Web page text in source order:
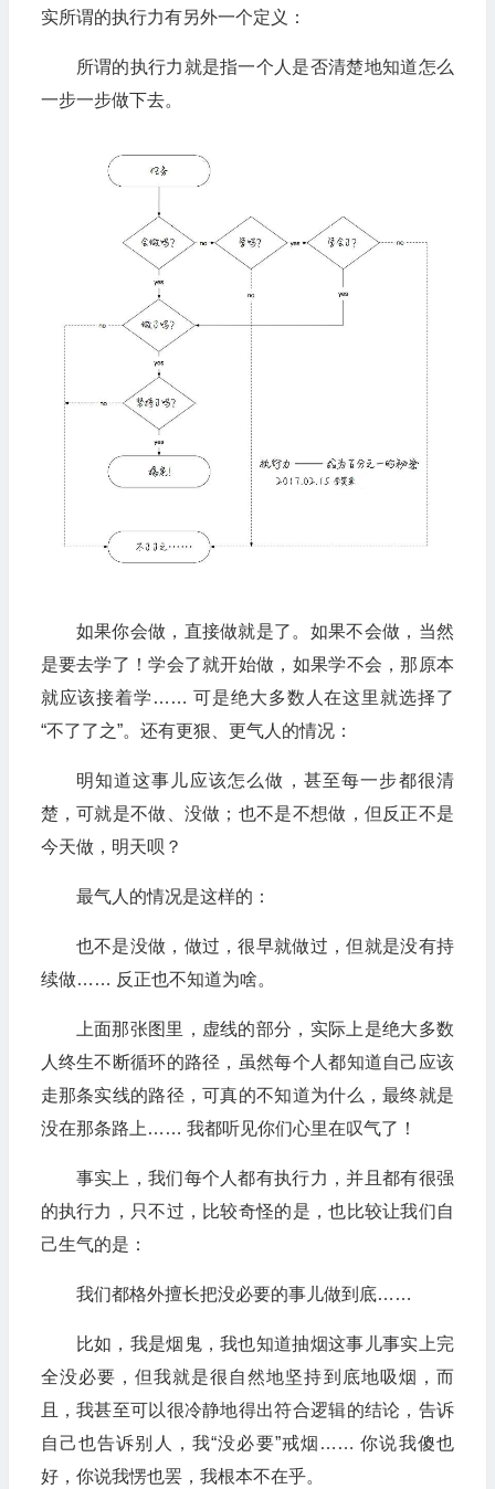
实所谓的执行力有另外一个定义：
所谓的执行力就是指一个人是否清楚地知道怎么
一步一步做下去。
如果你会做，直接做就是了。如果不会做，当然
是要去学了！学会了就开始做，如果学不会，那原本
就应该接着学…… 可是绝大多数人在这里就选择了
“不了了之”。还有更狠、更气人的情况：
明知道这事儿应该怎么做，甚至每一步都很清
楚，可就是不做、没做；也不是不想做，但反正不是
今天做，明天呗？
最气人的情况是这样的：
也不是没做，做过，很早就做过，但就是没有持
续做…… 反正也不知道为啥。
上面那张图里，虚线的部分，实际上是绝大多数
人终生不断循环的路径，虽然每个人都知道自己应该
走那条实线的路径，可真的不知道为什么，最终就是
没在那条路上…… 我都听见你们心里在叹气了！
事实上，我们每个人都有执行力，并且都有很强
的执行力，只不过，比较奇怪的是，也比较让我们自
己生气的是：
我们都格外擅长把没必要的事儿做到底……
比如，我是烟鬼，我也知道抽烟这事儿事实上完
全没必要，但我就是很自然地坚持到底地吸烟，而
且，我甚至可以很冷静地得出符合逻辑的结论，告诉
自己也告诉别人，我“没必要”戒烟…… 你说我傻也
好，你说我愣也罢，我根本不在乎。